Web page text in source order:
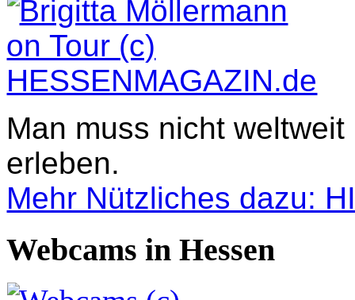
Man muss nicht
erleben.
Mehr Nützliches dazu:
Webcams in Hessen